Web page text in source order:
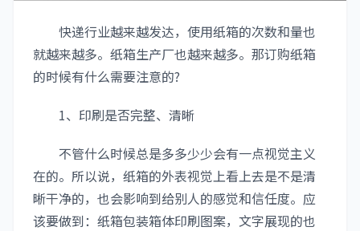
快递行业越来越发达，使用纸箱的次数和量也
就越来越多。纸箱生产厂也越来越多。那订购纸箱
的时候有什么需要注意的?
1、印刷是否完整、清晰
不管什么时候总是多多少少会有一点视觉主义
在的。所以说，纸箱的外表视觉上看上去是不是清
晰干净的，也会影响到给别人的感觉和信任度。应
该要做到：纸箱包装箱体印刷图案，文字展现的也